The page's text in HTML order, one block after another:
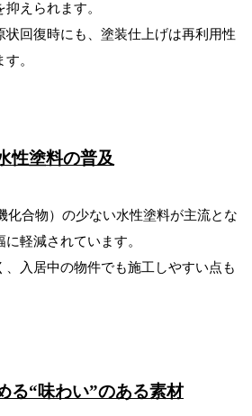
えられます。
状回復時にも、塗装仕上げは再利用性
。
性塗料の普及
化合物）の少ない水性塗料が主流とな
軽減されています。
入居中の物件でも施工しやすい点も
る“味わい”のある素材